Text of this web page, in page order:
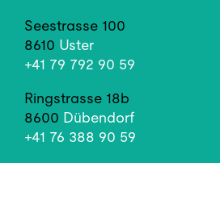
Seestrasse 100
8610 Uster
+41 79 792 90 59
Ringstrasse 18b
8600 Dübendorf
+41 76 388 90 59